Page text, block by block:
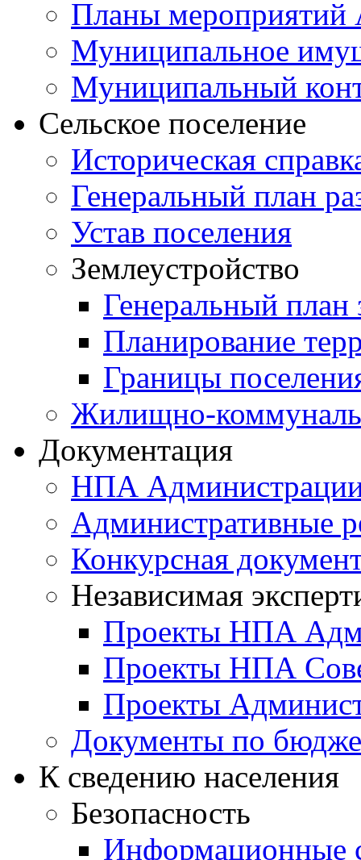
Планы мероприятий
Муниципальное
Муниципальный
Сельское поселение
Историческая
Генеральный план
Устав поселения
Землеустройство
Генеральный план
Планирование
Границы
Жилищно-
Документация
НПА
Административные
Конкурсная
Независимая
Проекты НПА
Проекты НПА
Проекты
Документы по
К сведению населения
Безопасность
Информационные